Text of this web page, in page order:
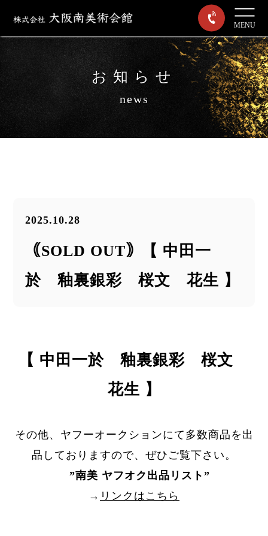
MENU
お知らせ
news
2025.10.28
｟SOLD OUT｠【 中田一
於 釉裏銀彩 桜文 花生 】
【 中田一於 釉裏銀彩 桜文
花生 】
その他、ヤフーオークションにて多数商品を出
品しておりますので、ぜひご覧下さい。
”南美 ヤフオク出品リスト ”
→ リンクはこちら